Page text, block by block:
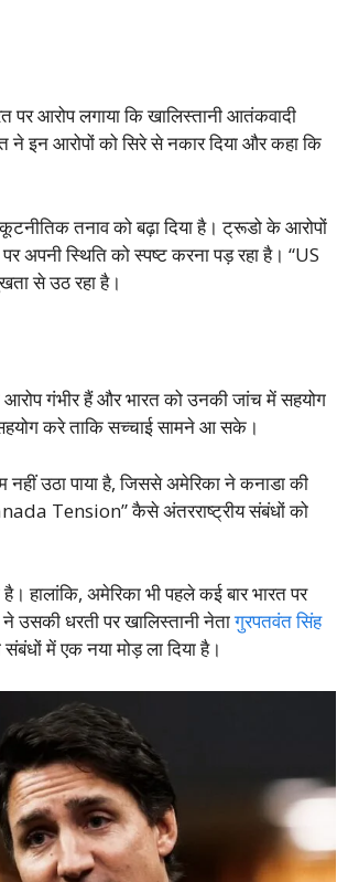
आरोप लगाया कि खालिस्तानी आतंकवादी
ने इन आरोपों को सिरे से नकार दिया और कहा कि
तनाव को बढ़ा दिया है। ट्रूडो के आरोपों
अपनी स्थिति को स्पष्ट करना पड़ रहा है। “US
से उठ रहा है।
आरोप गंभीर हैं और भारत को उनकी जांच में सहयोग
करे ताकि सच्चाई सामने आ सके।
उठा पाया है, जिससे अमेरिका ने कनाडा की
Tension” कैसे अंतरराष्ट्रीय संबंधों को
हालांकि, अमेरिका भी पहले कई बार भारत पर
उसकी धरती पर खालिस्तानी नेतागुरपतवंत सिंह
में एक नया मोड़ ला दिया है।